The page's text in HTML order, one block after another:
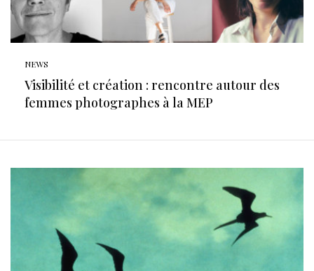
NEWS
Visibilité et création : rencontre autour des
femmes photographes à la MEP